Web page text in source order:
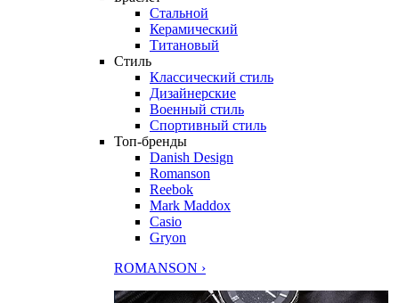
Стальной
Керамический
Титановый
Стиль
Классический стиль
Дизайнерские
Военный стиль
Спортивный стиль
Топ-бренды
Danish Design
Romanson
Reebok
Mark Maddox
Casio
Gryon
ROMANSON ›